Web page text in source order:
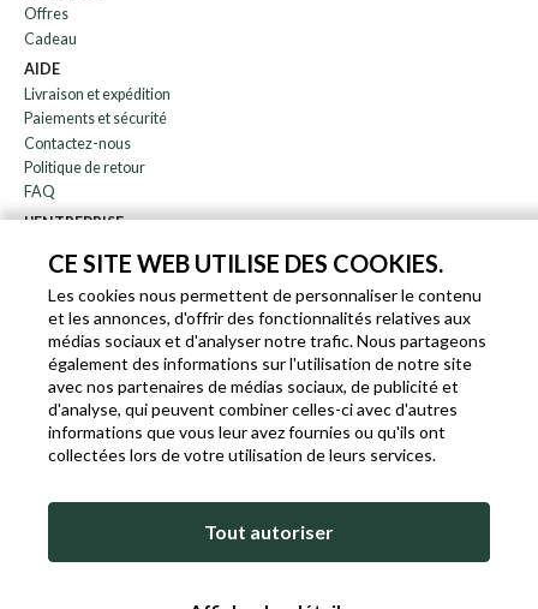
CE SITE WEB UTILISE DES COOKIES.
Les cookies nous permettent de personnaliser le contenu
et les annonces, d'offrir des fonctionnalités relatives aux
médias sociaux et d'analyser notre trafic. Nous partageons
également des informations sur l'utilisation de notre site
avec nos partenaires de médias sociaux, de publicité et
d'analyse, qui peuvent combiner celles-ci avec d'autres
informations que vous leur avez fournies ou qu'ils ont
collectées lors de votre utilisation de leurs services.
Tout autoriser
Offres
Cadeau
AIDE
Livraison et expédition
Paiements et sécurité
Contactez-nous
Politique de retour
FAQ
L'ENTREPRISE
À propos de nous
Blog
Affiliation
EN IT FR DE
COOKIE POLICY